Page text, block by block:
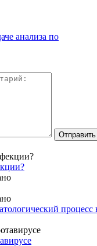
анализа по
процесс